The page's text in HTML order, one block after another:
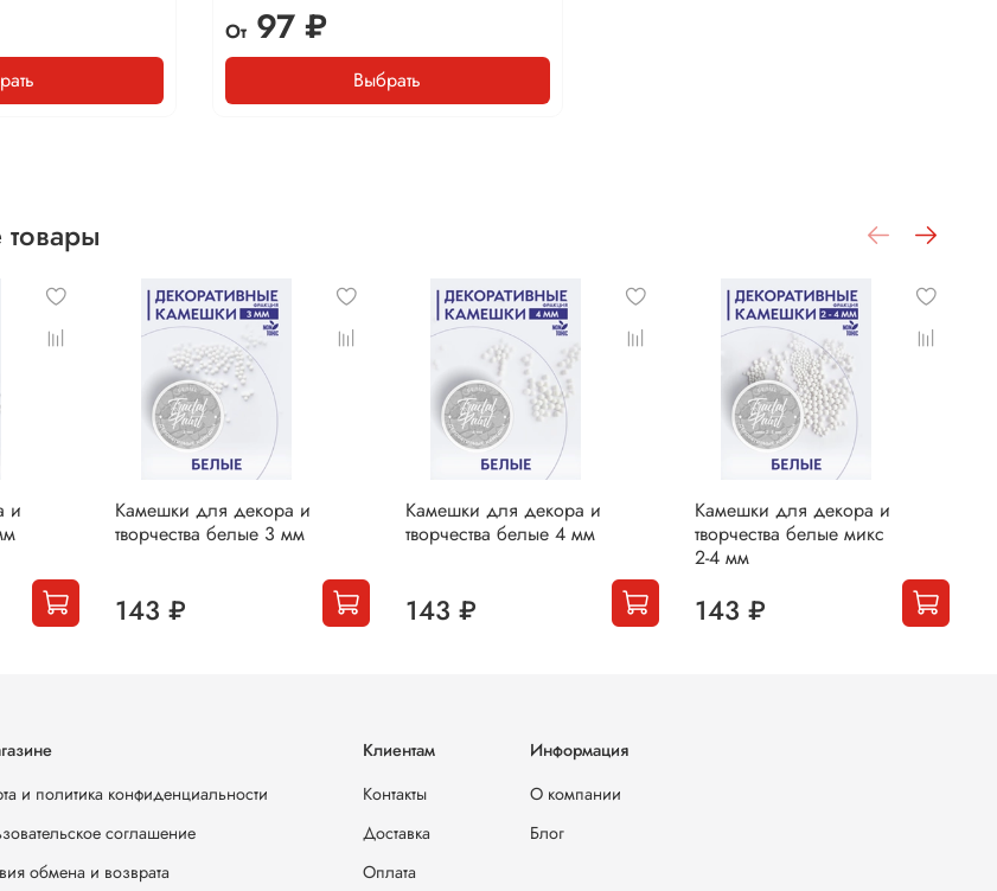
От97 ₽
Выбрать
и
Камешки для декора и
творчества белые 3 мм
143 ₽
Камешки для декора и
творчества белые 4 мм
143 ₽
Камешки для декора и
творчества белые микс
2-4 мм
143 ₽
и политика конфиденциальности
соглашение
обмена и возврата
Клиентам
Контакты
Доставка
Оплата
Информация
О компании
Блог